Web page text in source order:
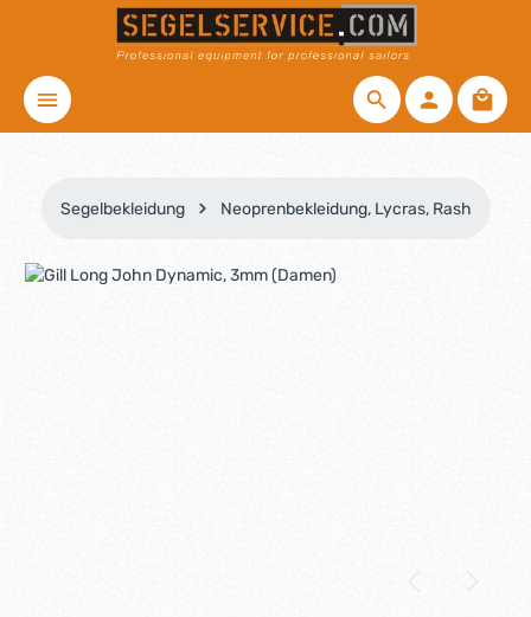
Zum Hauptinhalt springen
Segelbekleidung Neoprenbekleidung, Lycras, Rash
Bildergalerie überspringen